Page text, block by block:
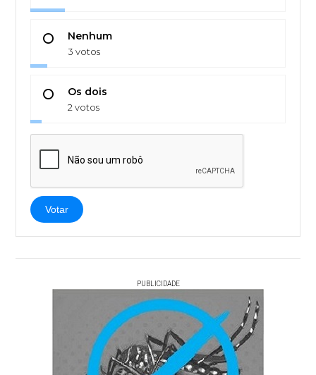
Nenhum
3 votos
Os dois
2 votos
Votar
PUBLICIDADE